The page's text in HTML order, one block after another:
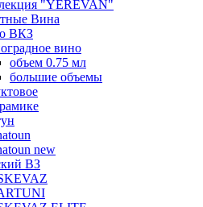
"YEREVAN"
Вина
ВКЗ
вино
объем 0.75 мл
большие объемы
new
ВЗ